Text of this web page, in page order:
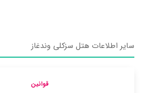
سایر اطلاعات هتل سزکلی وندغاز
قوانین